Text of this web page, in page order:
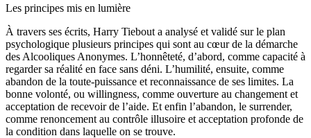
Les principes mis en lumière
À travers ses écrits, Harry Tiebout a analysé et validé sur le plan
psychologique plusieurs principes qui sont au cœur de la démarche
des Alcooliques Anonymes. L’honnêteté, d’abord, comme capacité à
regarder sa réalité en face sans déni. L’humilité, ensuite, comme
abandon de la toute-puissance et reconnaissance de ses limites. La
bonne volonté, ou willingness, comme ouverture au changement et
acceptation de recevoir de l’aide. Et enfin l’abandon, le surrender,
comme renoncement au contrôle illusoire et acceptation profonde de
la condition dans laquelle on se trouve.